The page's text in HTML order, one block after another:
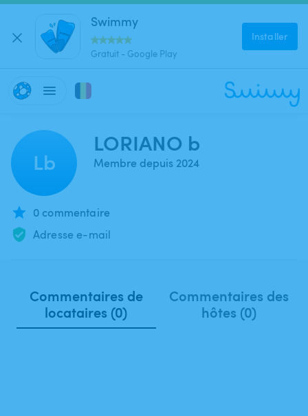
Swimmy
Gratuit - Google Play
Installer
Lb
LORIANO b
Membre depuis 2024
0 commentaire
Adresse e-mail
Commentaires de
locataires (0)
Commentaires des
hôtes (0)